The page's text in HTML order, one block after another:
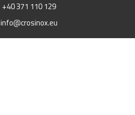
+40 371 110 129
info@crosinox.eu